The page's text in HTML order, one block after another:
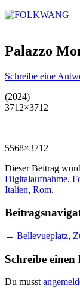
Palazzo
Schreibe eine
(2024)
3712×3712
5568×3712
Dieser Beitrag
Digitalaufnahme,
Italien, Rom.
← Bellevueplatz,
Schreibe
Du musst